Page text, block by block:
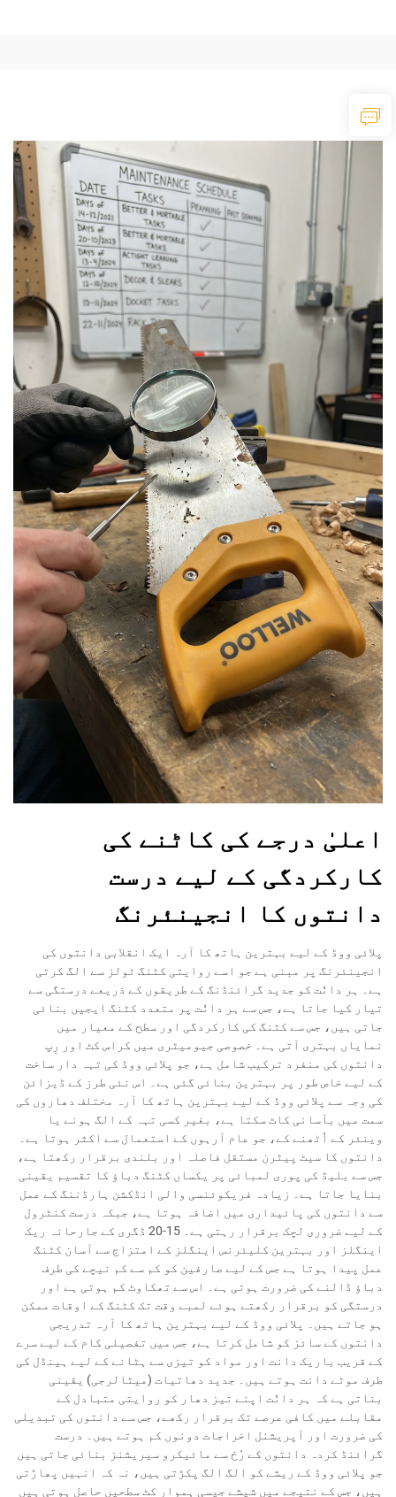
اعلیٰ درجے کی کاٹنے کی
کارکردگی کے لیے درست
دانتوں کا انجینئرنگ
پلائی ووڈ کے لیے بہترین ہاتھ کا آرہ ایک انقلابی دانتوں کی
انجینئرنگ پر مبنی ہے جو اسے روایتی کٹنگ ٹولز سے الگ کرتی
ہے۔ ہر دانٗت کو جدید گرائنڈنگ کے طریقوں کے ذریعے درستگی سے
تیار کیا جاتا ہے، جس سے ہر دانٗت پر متعدد کٹنگ ایجیں بنائی
جاتی ہیں، جس سے کٹنگ کی کارکردگی اور سطح کے معیار میں
نمایاں بہتری آتی ہے۔ خصوصی جیومیٹری میں کراس کٹ اور رِپ
دانتوں کی منفرد ترکیب شامل ہے، جو پلائی ووڈ کی تہہ دار ساخت
کے لیے خاص طور پر بہترین بنائی گئی ہے۔ اس نئی طرز کے ڈیزائن
کی وجہ سے پلائی ووڈ کے لیے بہترین ہاتھ کا آرہ مختلف دھاروں کی
سمت میں بآسانی کاٹ سکتا ہے، بغیر کسی تہہ کے الگ ہونے یا
وینئر کے اُٹھنے کے، جو عام آرہوں کے استعمال سے اکثر ہوتا ہے۔
دانتوں کا سیٹ پیٹرن مستقل فاصلہ اور بلندی برقرار رکھتا ہے،
جس سے بلیڈ کی پوری لمبائی پر یکساں کٹنگ دباؤ کا تقسیم یقینی
بنایا جاتا ہے۔ زیادہ فریکوئنسی والی انڈکشن ہارڈننگ کے عمل
سے دانتوں کی پائیداری میں اضافہ ہوتا ہے، جبکہ درست کنٹرول
کے لیے ضروری لچک برقرار رہتی ہے۔ 15-20 ڈگری کے جارحانہ ریک
اینگلز اور بہترین کلیئرنس اینگلز کے امتزاج سے آسان کٹنگ
عمل پیدا ہوتا ہے جس کے لیے صارفین کو کم سے کم نیچے کی طرف
دباؤ ڈالنے کی ضرورت ہوتی ہے۔ اس سے تھکاوٹ کم ہوتی ہے اور
درستگی کو برقرار رکھتے ہوئے لمبے وقت تک کٹنگ کے اوقات ممکن
ہو جاتے ہیں۔ پلائی ووڈ کے لیے بہترین ہاتھ کا آرہ تدریجی
دانتوں کے سائز کو شامل کرتا ہے، جس میں تفصیلی کام کے لیے سرے
کے قریب باریک دانت اور مواد کو تیزی سے ہٹانے کے لیے ہینڈل کی
طرف موٹے دانت ہوتے ہیں۔ جدید دھاتیات (میٹالرجی) یقینی
بناتی ہے کہ ہر دانٗت اپنے تیز دھار کو روایتی متبادل کے
مقابلے میں کافی عرصے تک برقرار رکھے، جس سے دانتوں کی تبدیلی
کی ضرورت اور آپریشنل اخراجات دونوں کم ہوتے ہیں۔ درست
گرائنڈ کردہ دانتوں کے رُخ سے مائیکرو سیریشنز بنائی جاتی ہیں
جو پلائی ووڈ کے ریشے کو الگ الگ پکڑتی ہیں، نہ کہ انہیں پھاڑتی
ہیں، جس کے نتیجے میں شیشے جیسی ہموار کٹ سطحیں حاصل ہوتی ہیں